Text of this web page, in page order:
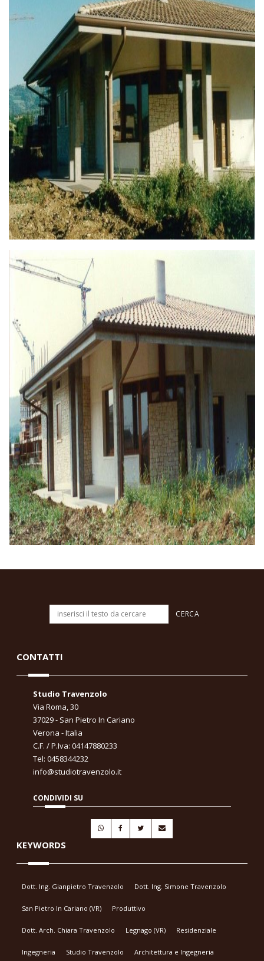
CONTATTI
Studio Travenzolo
Via Roma, 30
37029 - San Pietro In Cariano
Verona - Italia
C.F. / P.Iva: 04147880233
Tel: 0458344232
info@studiotravenzolo.it
CONDIVIDI SU
KEYWORDS
Dott. Ing. Gianpietro Travenzolo Dott. Ing. Simone Travenzolo
San Pietro In Cariano (VR) Produttivo
Dott. Arch. Chiara Travenzolo Legnago (VR) Residenziale
Ingegneria Studio Travenzolo Architettura e Ingegneria